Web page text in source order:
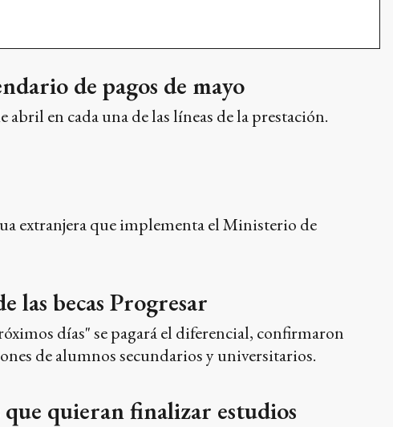
de pagos de mayo
en cada una de las líneas de la prestación.
extranjera que implementa el Ministerio de
las becas Progresar
días" se pagará el diferencial, confirmaron
de alumnos secundarios y universitarios.
quieran finalizar estudios